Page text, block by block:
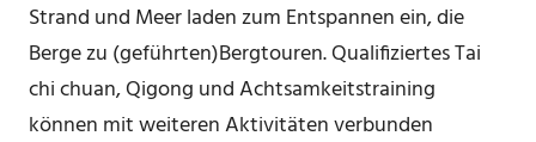
Strand und Meer laden zum Entspannen ein, die
Berge zu (geführten)Bergtouren. Qualifiziertes Tai
chi chuan, Qigong und Achtsamkeitstraining
können mit weiteren Aktivitäten verbunden